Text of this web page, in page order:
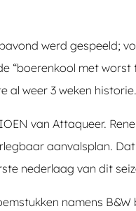
werd gespeeld;
“boerenkool met
al weer 3 weken
van Attaqueer.
aanvalsplan.
nederlaag van dit
namens B&W